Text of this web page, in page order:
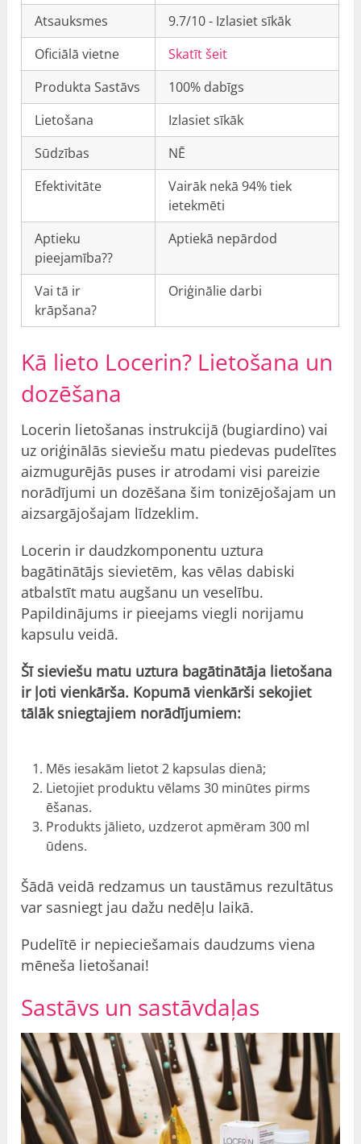
Atsauksmes
9.7/10 - Izlasiet sīkāk
Oficiālā vietne
Skatīt šeit
Produkta Sastāvs
100% dabīgs
Lietošana
Izlasiet sīkāk
Sūdzības
NĒ
Efektivitāte
Vairāk nekā 94% tiek
ietekmēti
Aptieku
pieejamība??
Aptiekā nepārdod
Vai tā ir
krāpšana?
Oriģinālie darbi
Kā lieto Locerin? Lietošana un
dozēšana
Locerin lietošanas instrukcijā (bugiardino) vai
uz oriģinālās sieviešu matu piedevas pudelītes
aizmugurējās puses ir atrodami visi pareizie
norādījumi un dozēšana šim tonizējošajam un
aizsargājošajam līdzeklim.
Locerin ir daudzkomponentu uztura
bagātinātājs sievietēm, kas vēlas dabiski
atbalstīt matu augšanu un veselību.
Papildinājums ir pieejams viegli norijamu
kapsulu veidā.
Šī sieviešu matu uztura bagātinātāja lietošana
ir ļoti vienkārša. Kopumā vienkārši sekojiet
tālāk sniegtajiem norādījumiem:
Mēs iesakām lietot 2 kapsulas dienā;
Lietojiet produktu vēlams 30 minūtes pirms
ēšanas.
Produkts jālieto, uzdzerot apmēram 300 ml
ūdens.
Šādā veidā redzamus un taustāmus rezultātus
var sasniegt jau dažu nedēļu laikā.
Pudelītē ir nepieciešamais daudzums viena
mēneša lietošanai!
Sastāvs un sastāvdaļas